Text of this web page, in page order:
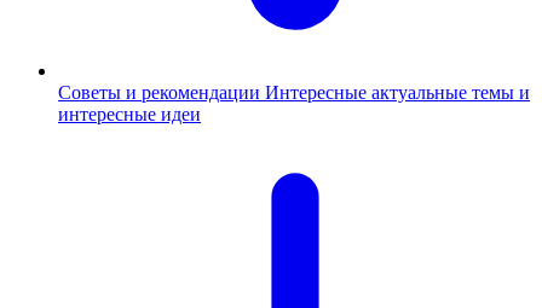
Советы и рекомендации Интересные актуальные темы и
интересные идеи